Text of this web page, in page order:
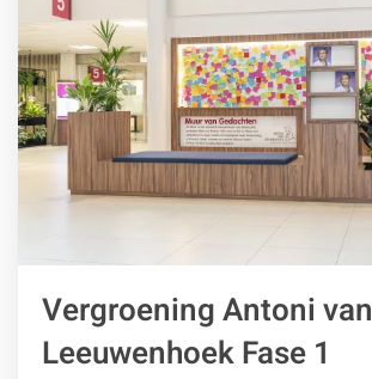
Vergroening Antoni van
Leeuwenhoek Fase 1